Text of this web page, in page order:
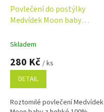
Povlečení do postýlky
Medvídek Moon baby
Skladem
280 Kč / ks
DETAIL
Roztomilé povlečení Medvídek